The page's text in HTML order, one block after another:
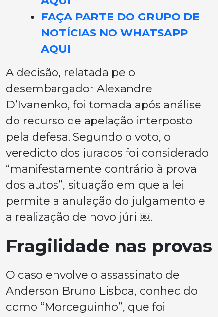
FAÇA PARTE DO GRUPO DE
NOTÍCIAS NO WHATSAPP
AQUI
A decisão, relatada pelo
desembargador Alexandre
D’Ivanenko, foi tomada após análise
do recurso de apelação interposto
pela defesa. Segundo o voto, o
veredicto dos jurados foi considerado
“manifestamente contrário à prova
dos autos”, situação em que a lei
permite a anulação do julgamento e
a realização de novo júri ￼.
Fragilidade nas provas
O caso envolve o assassinato de
Anderson Bruno Lisboa, conhecido
como “Morceguinho”, que foi